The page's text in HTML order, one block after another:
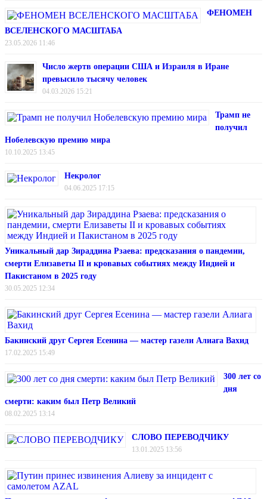
ФЕНОМЕН
ВСЕЛЕНСКОГО МАСШТАБА
23.05.2026 11:46
Число жертв операции США и Израиля в Иране
превысило тысячу человек
04.03.2026 15:21
Трамп не
получил
Нобелевскую премию мира
10.10.2025 13:45
Некролог
04.06.2025 17:15
Уникальный дар Зираддина Рзаева: предсказания о пандемии,
смерти Елизаветы II и кровавых событиях между Индией и
Пакистаном в 2025 году
30.05.2025 12:34
Бакинский друг Сергея Есенина — мастер газели Алиага Вахид
17.02.2025 15:49
300 лет со
дня
смерти: каким был Петр Великий
08.02.2025 13:14
СЛОВО ПЕРЕВОДЧИКУ
13.01.2025 13:56